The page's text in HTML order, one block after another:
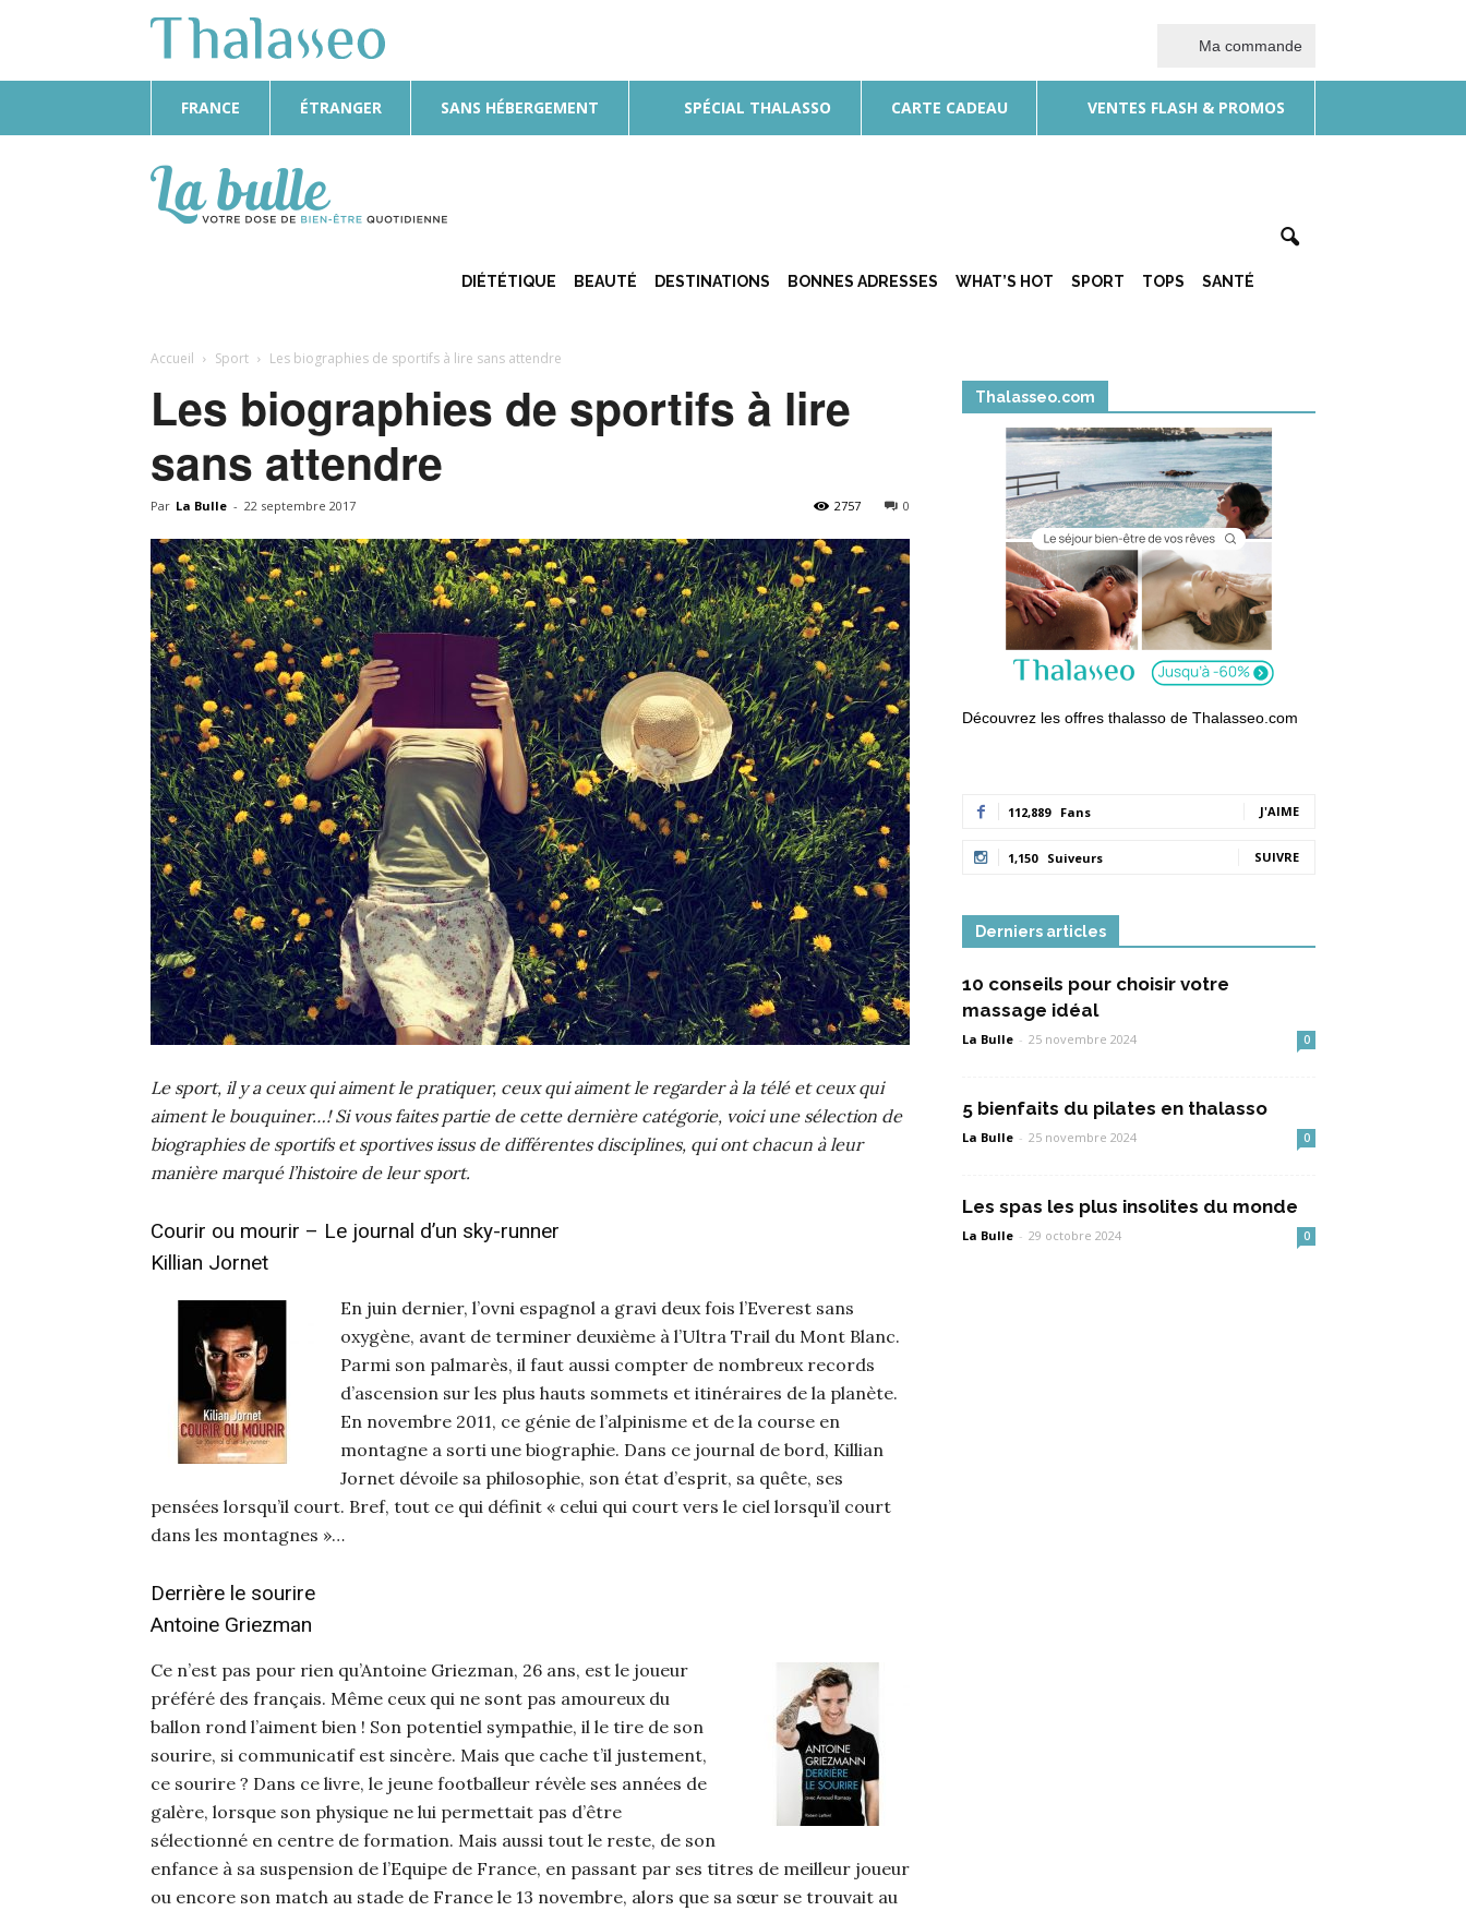
Ma commande
FRANCE ÉTRANGER SANS HÉBERGEMENT SPÉCIAL THALASSO CARTE CADEAU VENTES FLASH & PROMOS
Bulle
DIÉTÉTIQUE BEAUTÉ DESTINATIONS BONNES ADRESSES WHAT’S HOT SPORT TOPS SANTÉ
Accueil Sport Les biographies de sportifs à lire sans attendre
Les biographies de sportifs à lire
sans attendre
Par La Bulle - 22 septembre 2017 0
2757
Le sport, il y a ceux qui aiment le pratiquer, ceux qui aiment le regarder à la télé et ceux qui
aiment le bouquiner…! Si vous faites partie de cette dernière catégorie, voici une sélection de
biographies de sportifs et sportives issus de différentes disciplines, qui ont chacun à leur
manière marqué l’histoire de leur sport.
Courir ou mourir – Le journal d’un sky-runner
Killian Jornet
En juin dernier, l’ovni espagnol a gravi deux fois l’Everest sans
oxygène, avant de terminer deuxième à l’Ultra Trail du Mont Blanc.
Parmi son palmarès, il faut aussi compter de nombreux records
d’ascension sur les plus hauts sommets et itinéraires de la planète.
En novembre 2011, ce génie de l’alpinisme et de la course en
montagne a sorti une biographie. Dans ce journal de bord, Killian
Jornet dévoile sa philosophie, son état d’esprit, sa quête, ses
pensées lorsqu’il court. Bref, tout ce qui définit « celui qui court vers le ciel lorsqu’il court
dans les montagnes »…
Derrière le sourire
Antoine Griezman
Ce n’est pas pour rien qu’Antoine Griezman, 26 ans, est le joueur
préféré des français. Même ceux qui ne sont pas amoureux du
ballon rond l’aiment bien ! Son potentiel sympathie, il le tire de son
sourire, si communicatif est sincère. Mais que cache t’il justement,
ce sourire ? Dans ce livre, le jeune footballeur révèle ses années de
galère, lorsque son physique ne lui permettait pas d’être
sélectionné en centre de formation. Mais aussi tout le reste, de son
enfance à sa suspension de l’Equipe de France, en passant par ses titres de meilleur joueur
ou encore son match au stade de France le 13 novembre, alors que sa sœur se trouvait au
Thalasseo.com
Découvrez les offres thalasso de Thalasseo.com
112,889 Fans J'AIME
1,150 Suiveurs SUIVRE
Derniers articles
10 conseils pour choisir votre
massage idéal
La Bulle - 25 novembre 2024 0
5 bienfaits du pilates en thalasso
La Bulle - 25 novembre 2024 0
Les spas les plus insolites du monde
La Bulle - 29 octobre 2024 0